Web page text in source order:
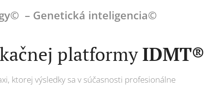
© – Genetická inteligencia©
platformyIDMT®
ktorej výsledky sa v súčasnosti profesionálne